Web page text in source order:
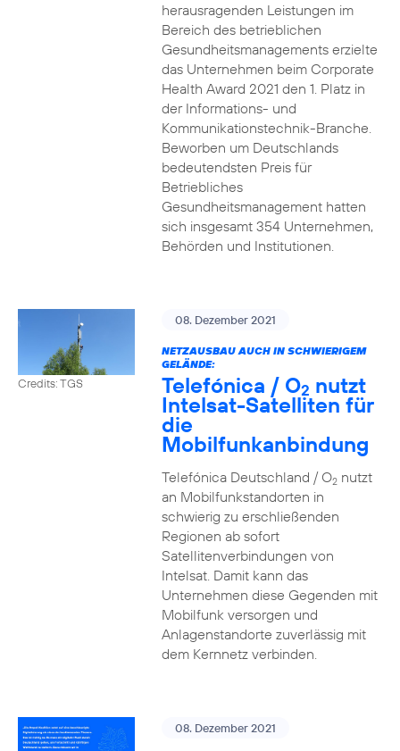
herausragenden Leistungen im
Bereich des betrieblichen
Gesundheitsmanagements erzielte
das Unternehmen beim Corporate
Health Award 2021 den 1. Platz in
der Informations- und
Kommunikationstechnik-Branche.
Beworben um Deutschlands
bedeutendsten Preis für
Betriebliches
Gesundheitsmanagement hatten
sich insgesamt 354 Unternehmen,
Behörden und Institutionen.
Credits: TGS
08. Dezember 2021
NETZAUSBAU AUCH IN SCHWIERIGEM
GELÄNDE:
Telefónica / O2 nutzt
Intelsat-Satelliten für
die
Mobilfunkanbindung
Telefónica Deutschland / O2nutzt
an Mobilfunkstandorten in
schwierig zu erschließenden
Regionen ab sofort
Satellitenverbindungen von
Intelsat. Damit kann das
Unternehmen diese Gegenden mit
Mobilfunk versorgen und
Anlagenstandorte zuverlässig mit
dem Kernnetz verbinden.
08. Dezember 2021